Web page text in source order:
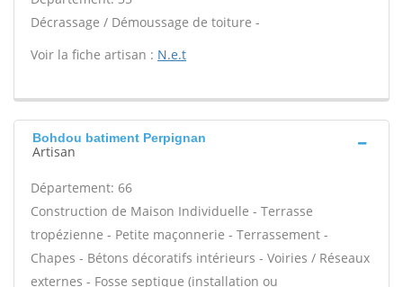
Décrassage / Démoussage de toiture -
Voir la fiche artisan : N.e.t
Bohdou batiment Perpignan
Artisan
Département: 66
Construction de Maison Individuelle - Terrasse
tropézienne - Petite maçonnerie - Terrassement -
Chapes - Bétons décoratifs intérieurs - Voiries / Réseaux
externes - Fosse septique (installation ou